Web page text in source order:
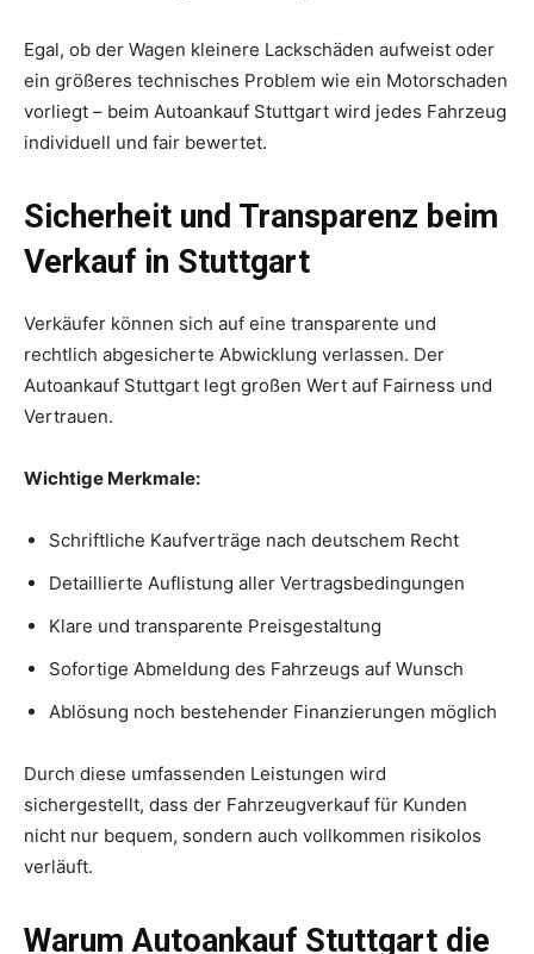
Egal, ob der Wagen kleinere Lackschäden aufweist oder
ein größeres technisches Problem wie ein Motorschaden
vorliegt – beim Autoankauf Stuttgart wird jedes Fahrzeug
individuell und fair bewertet.
Sicherheit und Transparenz beim
Verkauf in Stuttgart
Verkäufer können sich auf eine transparente und
rechtlich abgesicherte Abwicklung verlassen. Der
Autoankauf Stuttgart legt großen Wert auf Fairness und
Vertrauen.
Wichtige Merkmale:
Schriftliche Kaufverträge nach deutschem Recht
Detaillierte Auflistung aller Vertragsbedingungen
Klare und transparente Preisgestaltung
Sofortige Abmeldung des Fahrzeugs auf Wunsch
Ablösung noch bestehender Finanzierungen möglich
Durch diese umfassenden Leistungen wird
sichergestellt, dass der Fahrzeugverkauf für Kunden
nicht nur bequem, sondern auch vollkommen risikolos
verläuft.
Warum Autoankauf Stuttgart die